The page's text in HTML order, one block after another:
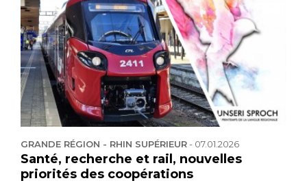
GRANDE RÉGION - RHIN SUPÉRIEUR- 07.01.2026
Santé, recherche et rail, nouvelles
priorités des coopérations